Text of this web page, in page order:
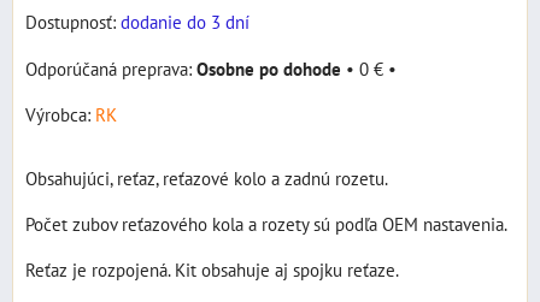
Dostupnosť: dodanie do 3 dní
Osobne po dohode • 0 € •
Výrobca: RK
Obsahujúci, reťaz, reťazové kolo a zadnú rozetu.
Počet zubov reťazového kola a rozety sú podľa OEM nastavenia.
Reťaz je rozpojená. Kit obsahuje aj spojku reťaze.